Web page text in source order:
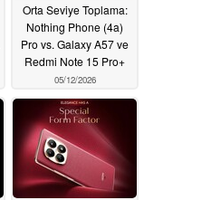
Orta Seviye Toplama:
Nothing Phone (4a)
Pro vs. Galaxy A57 ve
Redmi Note 15 Pro+
05/12/2026